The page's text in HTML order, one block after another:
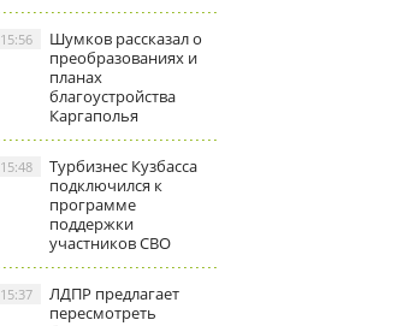
Шумков рассказал о
преобразованиях и
планах
благоустройства
Каргаполья
15:56
Турбизнес Кузбасса
подключился к
программе
поддержки
участников СВО
15:48
ЛДПР предлагает
пересмотреть
15:37